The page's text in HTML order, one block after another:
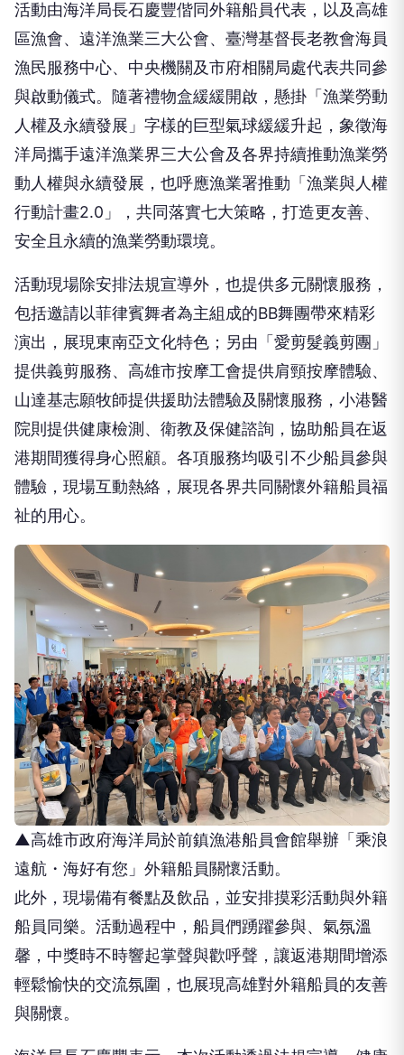
區漁會、遠洋漁業三大公會、臺灣基督長老教會海員
漁民服務中心、中央機關及市府相關局處代表共同參
與啟動儀式。隨著禮物盒緩緩開啟，懸掛「漁業勞動
人權及永續發展」字樣的巨型氣球緩緩升起，象徵海
洋局攜手遠洋漁業界三大公會及各界持續推動漁業勞
動人權與永續發展，也呼應漁業署推動「漁業與人權
行動計畫2.0」，共同落實七大策略，打造更友善、
安全且永續的漁業勞動環境。
活動現場除安排法規宣導外，也提供多元關懷服務，
包括邀請以菲律賓舞者為主組成的BB舞團帶來精彩
演出，展現東南亞文化特色；另由「愛剪髮義剪團」
提供義剪服務、高雄市按摩工會提供肩頸按摩體驗、
山達基志願牧師提供援助法體驗及關懷服務，小港醫
院則提供健康檢測、衛教及保健諮詢，協助船員在返
港期間獲得身心照顧。各項服務均吸引不少船員參與
體驗，現場互動熱絡，展現各界共同關懷外籍船員福
祉的用心。
▲高雄市政府海洋局於前鎮漁港船員會館舉辦「乘浪
遠航・海好有您」外籍船員關懷活動。
此外，現場備有餐點及飲品，並安排摸彩活動與外籍
船員同樂。活動過程中，船員們踴躍參與、氣氛溫
馨，中獎時不時響起掌聲與歡呼聲，讓返港期間增添
輕鬆愉快的交流氛圍，也展現高雄對外籍船員的友善
與關懷。
海洋局長石慶豐表示，本次活動透過法規宣導、健康